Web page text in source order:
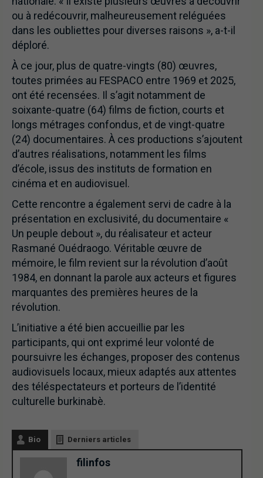
ou à redécouvrir, malheureusement reléguées
dans les oubliettes pour diverses raisons », a-t-il
déploré.
À ce jour, plus de quatre-vingts (80) œuvres,
toutes primées au FESPACO entre 1969 et 2025,
ont été recensées. Il s’agit notamment de
soixante-quatre (64) films de fiction, courts et
longs métrages confondus, et de vingt-quatre
(24) documentaires. À ces productions s’ajoutent
d’autres réalisations, notamment les films
d’école, issus des instituts de formation en
cinéma et en audiovisuel.
Cette rencontre a également servi de cadre à la
présentation en exclusivité, du documentaire «
Un peuple debout », du réalisateur et acteur
Rasmané Ouédraogo. Véritable œuvre de
mémoire, le film revient sur la révolution d’août
1984, en donnant la parole aux acteurs et figures
marquantes des premières heures de la
révolution.
L’initiative a été bien accueillie par les
participants, qui ont exprimé leur volonté de
poursuivre les échanges, proposer des contenus
audiovisuels locaux, mieux adaptés aux attentes
des téléspectateurs et porteurs de l’identité
culturelle burkinabè.
Bio Derniers articles
filinfos